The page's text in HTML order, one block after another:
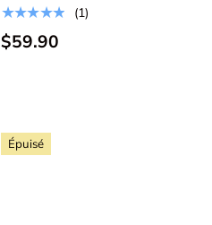
★★★★★
(1)
$59.90
Épuisé